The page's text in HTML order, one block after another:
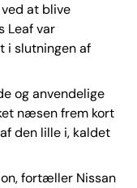
at blive
Leaf var
i slutningen af
og anvendelige
næsen frem kort
den lille i, kaldet
fortæller Nissan